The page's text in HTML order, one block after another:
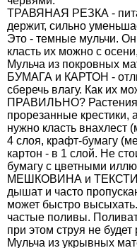
ТРАВЯНАЯ РЕЗКА -
держит, сильно
Это - темные мульчи.
класть их можно с
Мульча из покровных
БУМАГА и КАРТОН -
сберечь влагу. Как их
ПРАВИЛЬНО? Растения
прорезанные крестики,
нужно класть внахлест
4 слоя, крафт-бумагу
картон - в 1 слой. Не
бумагу с цветными
МЕШКОВИНА и
дышат и часто
может быстро
частые поливы.
при этом струя не
Мульча из укрывных